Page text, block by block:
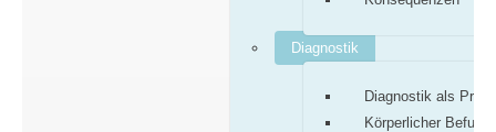
Diagnostik
Diagnostik als
Körperlicher Befund